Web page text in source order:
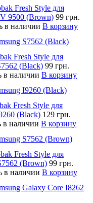
Fresh Style для
9500 (Brown) 99 грн.
в наличии В корзину
S7562 (Black)
Fresh Style для
(Black) 99 грн.
в наличии В корзину
I9260 (Black)
Fresh Style для
(Black) 129 грн.
в наличии В корзину
S7562 (Brown)
Fresh Style для
(Brown) 99 грн.
в наличии В корзину
Galaxy Core I8262